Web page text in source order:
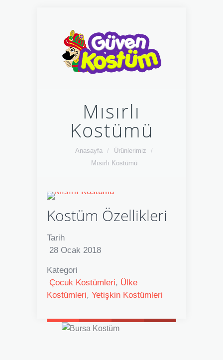
Mısırlı
Kostümü
Anasayfa / Ürünlerimiz
/
Mısırlı Kostümü
Kostüm Özellikleri
Tarih
28 Ocak 2018
Kategori
Çocuk Kostümleri, Ülke
Kostümleri, Yetişkin Kostümleri